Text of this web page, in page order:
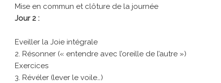
Mise en commun et clôture de la journée
Jour 2 :
Eveiller la Joie intégrale
2. Résonner (« entendre avec l’oreille de l’autre »)
Exercices
3. Révéler (lever le voile…)